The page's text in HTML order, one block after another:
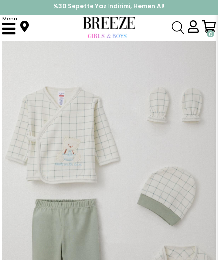
%30 Sepette Yaz İndirimi, Hemen Al!
İndirimlere ek %10 İndirimi Kap, Hemen Üye Ol!
0
Menu
Anasayfa Hastane Çıkışı